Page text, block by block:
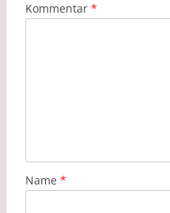
Kommentar *
Name *